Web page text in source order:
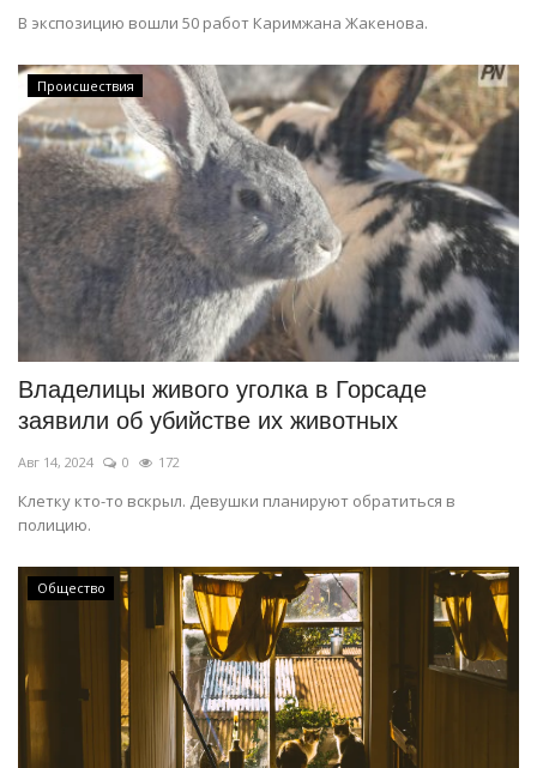
В экспозицию вошли 50 работ Каримжана Жакенова.
Происшествия
Владелицы живого уголка в Горсаде
заявили об убийстве их животных
Авг 14, 2024 0 172
Клетку кто-то вскрыл. Девушки планируют обратиться в
полицию.
Общество